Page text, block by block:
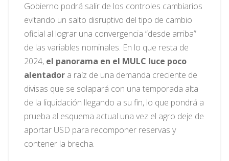
Gobierno podrá salir de los controles cambiarios
evitando un salto disruptivo del tipo de cambio
oficial al lograr una convergencia “desde arriba”
de las variables nominales. En lo que resta de
2024, el panorama en el MULC luce poco
alentador a raíz de una demanda creciente de
divisas que se solapará con una temporada alta
de la liquidación llegando a su fin, lo que pondrá a
prueba al esquema actual una vez el agro deje de
aportar USD para recomponer reservas y
contener la brecha.